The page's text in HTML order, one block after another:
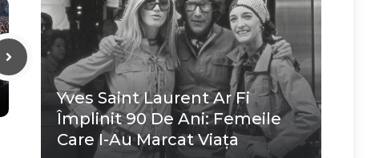
Yves Saint Laurent Ar Fi
Împlinit 90 De Ani: Femeile
Care I-Au Marcat Viața